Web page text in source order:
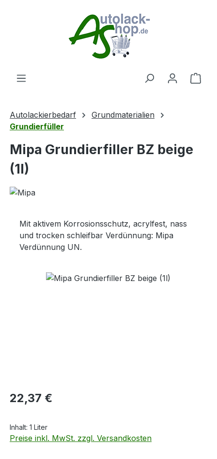
Autolackierbedarf
Grundmaterialien
Grundierfüller
Mipa Grundierfiller BZ beige
(1l)
Mit aktivem Korrosionsschutz, acrylfest, nass
und trocken schleifbar Verdünnung: Mipa
Verdünnung UN.
Bildergalerie überspringen
Regulärer Preis:
22,37 €
Inhalt: 1 Liter
Preise inkl. MwSt. zzgl. Versandkosten